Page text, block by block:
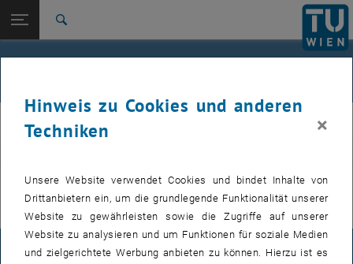
TU Login
Studium
International
Zur 1. Menü Ebene
E311-Institut für Fertigungstechnik und Photonische
Technologien
und Photonische Technologien
Veranstaltungen
IFT
Es gibt keine Veranstaltungen in der aktuellen Ansicht.
IMPRESSUM
Hinweis zu Cookies und anderen
Techniken
×
Unsere Website verwendet Cookies und bindet Inhalte von
Drittanbietern ein, um die grundlegende Funktionalität unserer
Website zu gewährleisten sowie die Zugriffe auf unserer
Website zu analysieren und um Funktionen für soziale Medien
und zielgerichtete Werbung anbieten zu können. Hierzu ist es